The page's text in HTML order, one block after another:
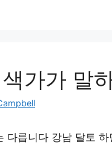
가가 말
다릅니다 강남 달토